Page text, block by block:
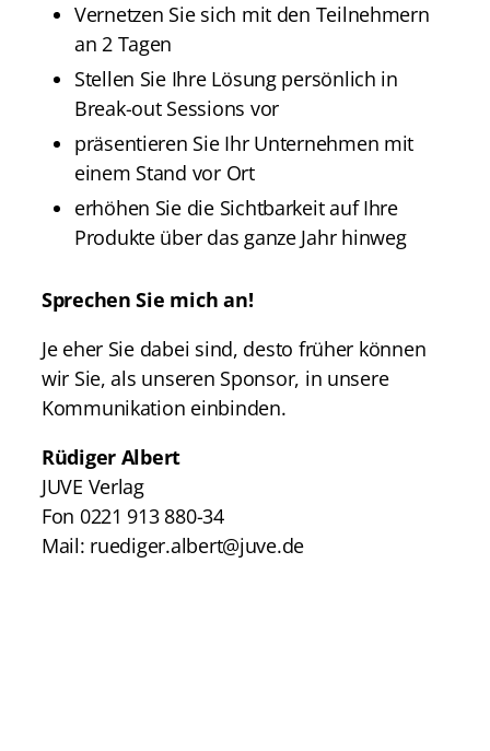
Vernetzen Sie sich mit den Teilnehmern
an 2 Tagen
Stellen Sie Ihre Lösung persönlich in
Break-out Sessions vor
präsentieren Sie Ihr Unternehmen mit
einem Stand vor Ort
erhöhen Sie die Sichtbarkeit auf Ihre
Produkte über das ganze Jahr hinweg
Sprechen Sie mich an!
Je eher Sie dabei sind, desto früher können
wir Sie, als unseren Sponsor, in unsere
Kommunikation einbinden.
Rüdiger Albert
JUVE Verlag
Fon 0221 913 880-34
Mail: ruediger.albert@juve.de